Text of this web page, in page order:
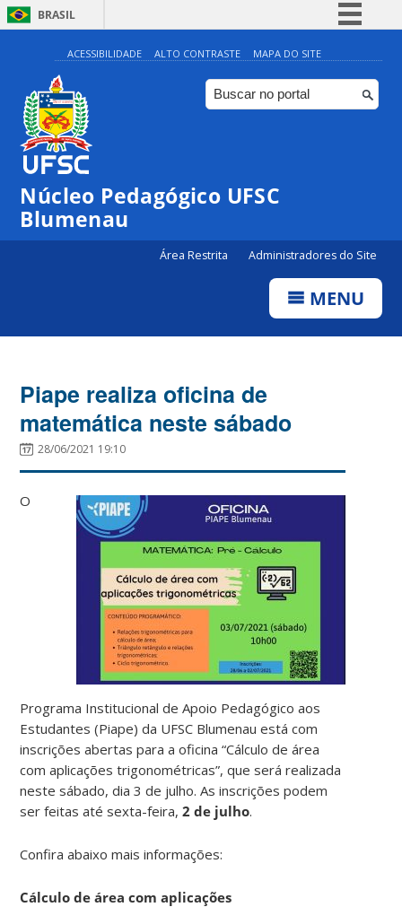
BRASIL
Simplifique!
Comunica BR
Participe
Canais
ACESSIBILIDADE ALTO CONTRASTE MAPA DO SITE
Núcleo Pedagógico UFSC
Blumenau
Área Restrita Administradores do Site
MENU
Piape realiza oficina de
matemática neste sábado
28/06/2021 19:10
O
Programa Institucional de Apoio Pedagógico aos
Estudantes (Piape) da UFSC Blumenau está com
inscrições abertas para a oficina “Cálculo de área
com aplicações trigonométricas”, que será realizada
neste sábado, dia 3 de julho. As inscrições podem
ser feitas até sexta-feira,2 de julho.
Confira abaixo mais informações:
Cálculo de área com aplicações